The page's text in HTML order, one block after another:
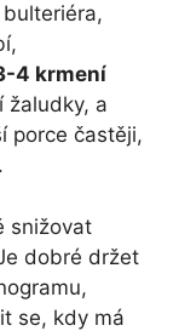
4 krmení
žaludky, a
porce častěji,
snižovat
dobré držet
se, kdy má